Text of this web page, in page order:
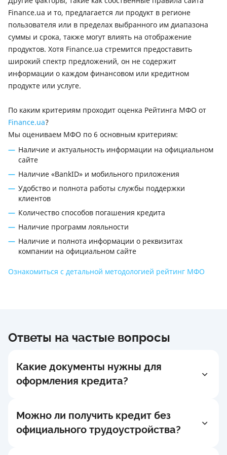
Finance.ua и то, предлагается ли продукт в регионе
пользователя или в пределах выбранного им диапазона
суммы и срока, также могут влиять на отображение
продуктов. Хотя Finance.ua стремится предоставить
широкий спектр предложений, он не содержит
информации о каждом финансовом или кредитном
продукте или услуге.
По каким критериям проходит оценка Рейтинга МФО от
Finance.ua?
Мы оцениваем МФО по 6 основным критериям:
Наличие и актуальность информации на официальном
сайте
Наличие «BankID» и мобильного приложения
Удобство и полнота работы службы поддержки
клиентов
Количество способов погашения кредита
Наличие программ лояльности
Наличие и полнота информации о реквизитах
компании на официальном сайте
Ознакомиться с детальной методологией рейтинг МФО
Ответы на частые вопросы
Какие документы нужны для
оформления кредита?
паспорта гражданина Украины и
идентификационного кода (ИНН). Это
стандартный набор документов, необходимый
Можно ли получить кредит без
официального трудоустройства?